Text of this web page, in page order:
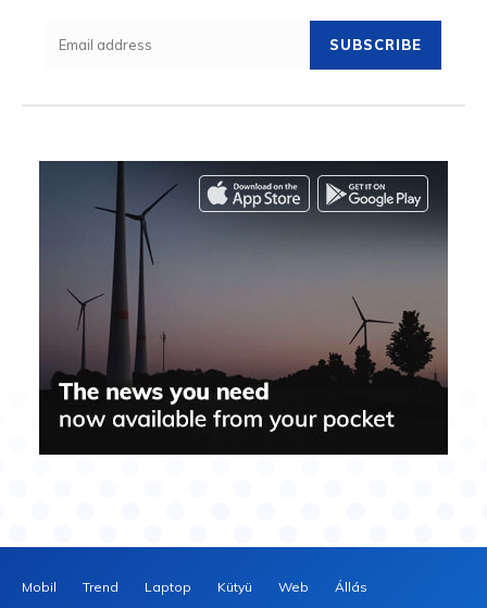
SUBSCRIBE
Mobil Trend Laptop Kütyü Web Állás